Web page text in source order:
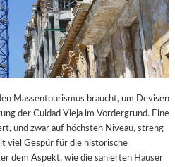
Massentourismus braucht, um Devisen
der Cuidad Vieja im Vordergrund. Eine
und zwar auf höchsten Niveau, streng
viel Gespür für die historische
dem Aspekt, wie die sanierten Häuser